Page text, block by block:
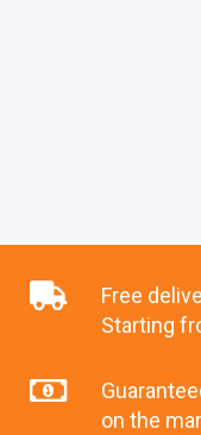
Free
Starting
on the